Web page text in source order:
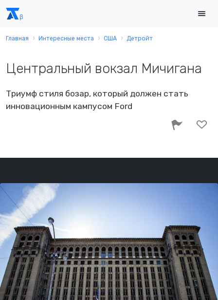
Главная Интересные места США Детройт
Центральный вокзал Мичигана
Триумф стиля бозар, который должен стать
инновационным кампусом Ford